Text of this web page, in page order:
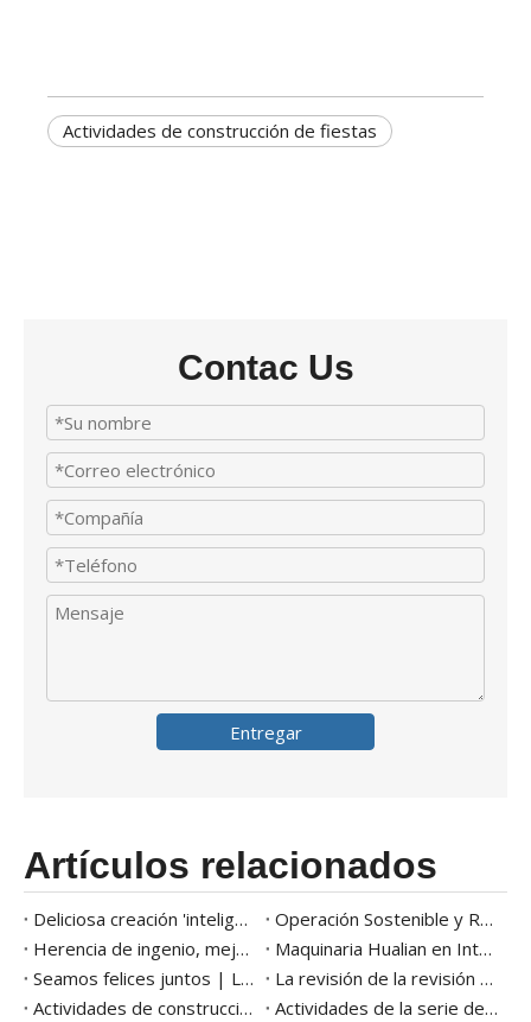
Actividades de construcción de fiestas
Contac Us
Entregar
Artículos relacionados
Deliciosa creación 'inteligente' del futuro |Hualian Machinery ayuda a Kuailu Group a crear inteligentemente el sabor de la ciudad natal en la punta de la lengua
Operación Sostenible y Retribución a la Sociedad |Hualian Machinery Group practica la responsabilidad social corporativa a través de acciones concretas
Herencia de ingenio, mejora continua | La actividad de la segunda calidad del mes de la maquinaria hualiana
Maquinaria Hualian en Interpack 2023 - Embalaje inteligente
Seamos felices juntos | Los octavos juegos de diversión del grupo terminaron con éxito
La revisión de la revisión y el recomendación del proyecto de la compañía grupal de la compañía de condimentos se celebró con éxito
Actividades de construcción de fiestas de 2022 del Grupo de Maquinaria Hualian celebradas en Zhejiang Hongcun Camp
Actividades de la serie de mes de calidad de Hualian